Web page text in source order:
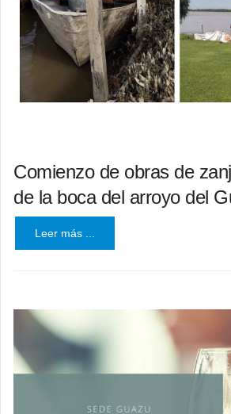
Comienzo de obras de
de la boca del arroyo del
Leer más ...